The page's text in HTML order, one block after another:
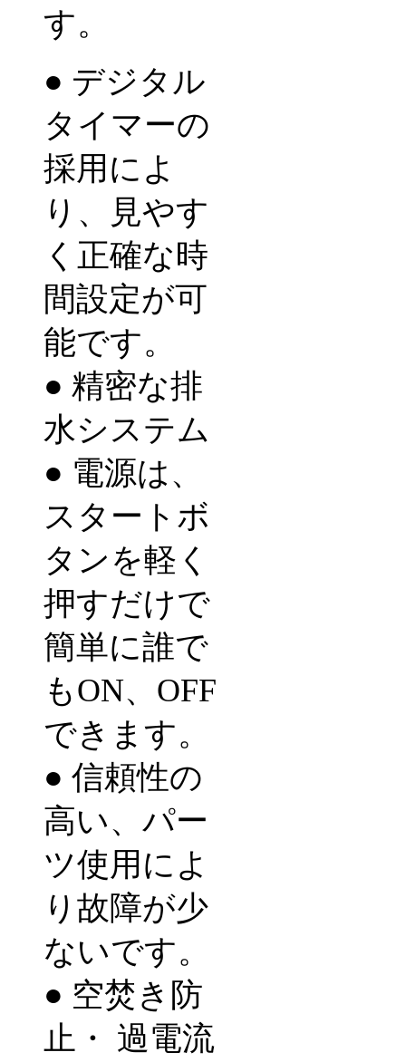
す。
● デジタル
タイマーの
採用によ
り、見やす
く正確な時
間設定が可
能です。
● 精密な排
水システム
● 電源は、
スタートボ
タンを軽く
押すだけで
簡単に誰で
もON、 OFF
できます。
● 信頼性の
高い、パー
ツ使用によ
り故障が少
ないです。
● 空焚き防
止・ 過電流